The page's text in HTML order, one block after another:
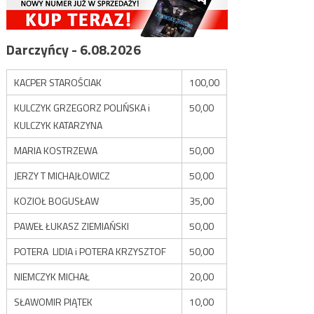
Darczyńcy - 6.08.2026
KACPER STAROŚCIAK
100,00
KULCZYK GRZEGORZ POLIŃSKA i
KULCZYK KATARZYNA
50,00
MARIA KOSTRZEWA
50,00
JERZY T MICHAJŁOWICZ
50,00
KOZIOŁ BOGUSŁAW
35,00
PAWEŁ ŁUKASZ ZIEMIAŃSKI
50,00
POTERA LIDIA i POTERA KRZYSZTOF
50,00
NIEMCZYK MICHAŁ
20,00
SŁAWOMIR PIĄTEK
10,00